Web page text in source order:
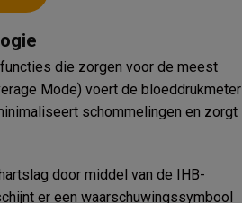
die zorgen voor de meest
Mode) voert de bloeddrukmeter
schommelingen en zorgt
door middel van de IHB-
er een waarschuwingssymbool